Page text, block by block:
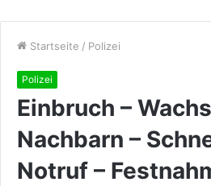
Startseite / Polizei
Polizei
Einbruch –
Nachbarn –
Notruf –